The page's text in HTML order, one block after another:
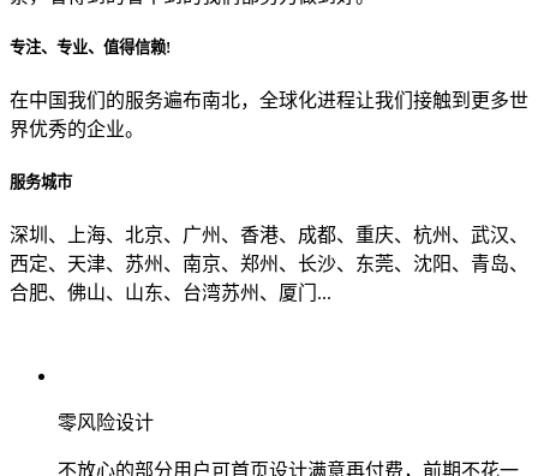
专注、专业、值得信赖!
在中国我们的服务遍布南北，全球化进程让我们接触到更多世
界优秀的企业。
服务城市
深圳、上海、北京、广州、香港、成都、重庆、杭州、武汉、
西定、天津、苏州、南京、郑州、长沙、东莞、沈阳、青岛、
合肥、佛山、山东、台湾苏州、厦门...
零风险设计
不放心的部分用户可首页设计满意再付费，前期不花一